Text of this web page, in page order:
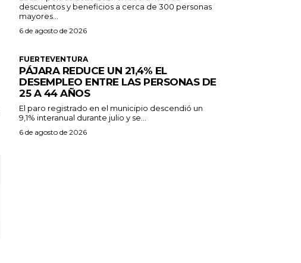
descuentos y beneficios a cerca de 300 personas
mayores...
6 de agosto de 2026
FUERTEVENTURA
PÁJARA REDUCE UN 21,4% EL
DESEMPLEO ENTRE LAS PERSONAS DE
25 A 44 AÑOS
El paro registrado en el municipio descendió un
9,1% interanual durante julio y se...
6 de agosto de 2026